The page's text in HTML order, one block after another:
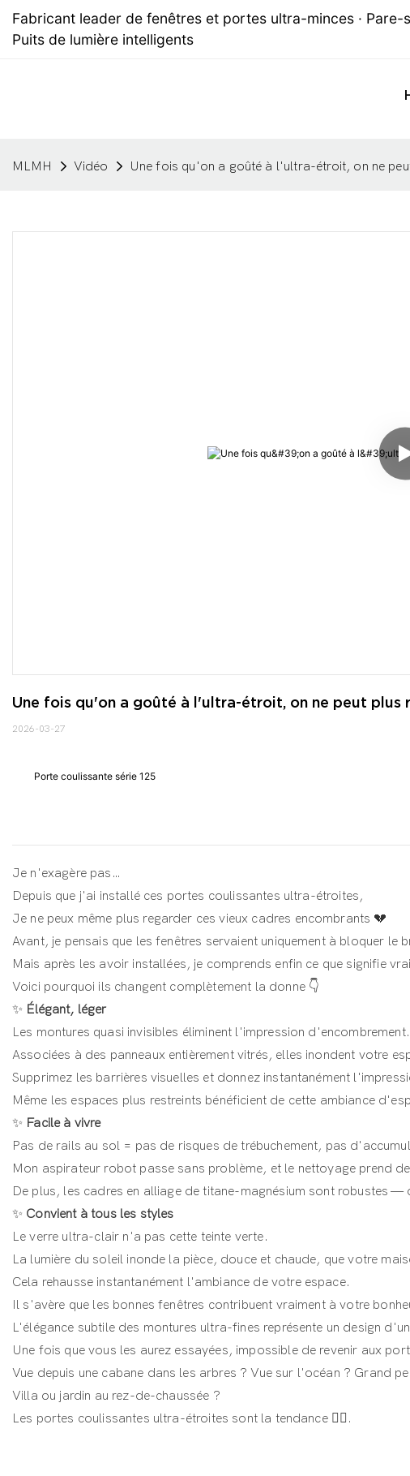
Fabricant leader de fenêtres et portes ultra-minces · Pare-
Puits de lumière intelligents
MLMH Vidéo Une fois qu'on a goûté à l'ultra-étroit, on ne
Une fois qu'on a goûté à l'ultra-étroit, on ne peut plus
2026-03-27
Porte coulissante série 125
Je n'exagère pas…
Depuis que j'ai installé ces portes coulissantes ultra-étroites,
Je ne peux même plus regarder ces vieux cadres encombrants 💔
Avant, je pensais que les fenêtres servaient uniquement à bloquer le
Mais après les avoir installées, je comprends enfin ce que signifie
Voici pourquoi ils changent complètement la donne 👇
✨ Élégant, léger
Les montures quasi invisibles éliminent l'impression d'encombrement.
Associées à des panneaux entièrement vitrés, elles inondent votre
Supprimez les barrières visuelles et donnez instantanément
Même les espaces plus restreints bénéficient de cette ambiance
✨ Facile à vivre
Pas de rails au sol = pas de risques de trébuchement, pas
Mon aspirateur robot passe sans problème, et le nettoyage prend
De plus, les cadres en alliage de titane-magnésium sont robustes —
✨ Convient à tous les styles
Le verre ultra-clair n'a pas cette teinte verte.
La lumière du soleil inonde la pièce, douce et chaude, que votre
Cela rehausse instantanément l'ambiance de votre espace.
Il s'avère que les bonnes fenêtres contribuent vraiment à votre
L'élégance subtile des montures ultra-fines représente un design
Une fois que vous les aurez essayées, impossible de revenir aux
Vue depuis une cabane dans les arbres ? Vue sur l'océan ? Grand
Villa ou jardin au rez-de-chaussée ?
Les portes coulissantes ultra-étroites sont la tendance 🏃‍♀️.